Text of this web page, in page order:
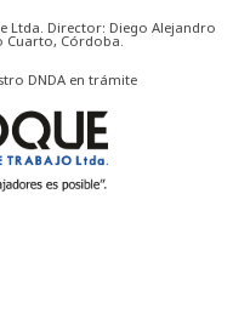
Ltda. Director: Diego Alejandro
Cuarto, Córdoba.
DNDA en trámite